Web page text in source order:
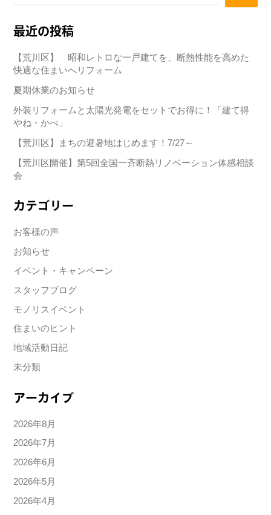
最近の投稿
【荒川区】 昭和レトロな一戸建てを、断熱性能を高めた
快適な住まいへリフォーム
夏期休業のお知らせ
外装リフォームと太陽光発電をセットでお得に！「建て得
やね・かべ」
【荒川区】まちの避暑地はじめます！7/27～
【荒川区開催】第5回全国一斉断熱リノベーション体感相談
会
カテゴリー
お客様の声
お知らせ
イベント・キャンペーン
スタッフブログ
モノリスイベント
住まいのヒント
地域活動日記
未分類
アーカイブ
2026年8月
2026年7月
2026年6月
2026年5月
2026年4月